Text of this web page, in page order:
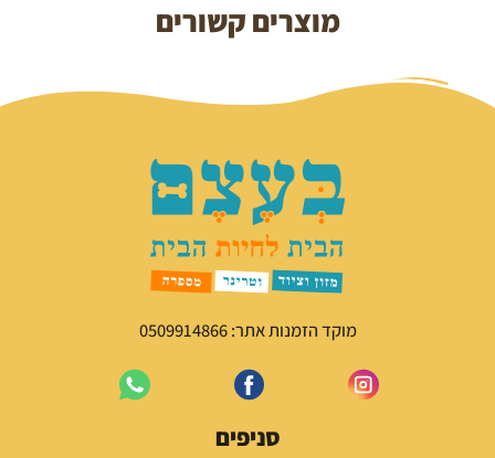
מוצרים קשורים
מוקד הזמנות אתר: 0509914866
סניפים